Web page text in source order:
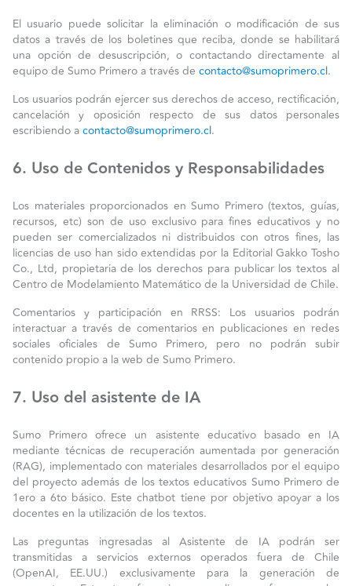
El usuario puede solicitar la eliminación o modificación de sus
datos a través de los boletines que reciba, donde se habilitará
una opción de desuscripción, o contactando directamente al
equipo de Sumo Primero a través de contacto@sumoprimero.cl.
Los usuarios podrán ejercer sus derechos de acceso, rectificación,
cancelación y oposición respecto de sus datos personales
escribiendo acontacto@sumoprimero.cl.
6. Uso de Contenidos y Responsabilidades
Los materiales proporcionados en Sumo Primero (textos, guías,
recursos, etc) son de uso exclusivo para fines educativos y no
pueden ser comercializados ni distribuidos con otros fines, las
licencias de uso han sido extendidas por la Editorial Gakko Tosho
Co., Ltd, propietaria de los derechos para publicar los textos al
Centro de Modelamiento Matemático de la Universidad de Chile.
Comentarios y participación en RRSS: Los usuarios podrán
interactuar a través de comentarios en publicaciones en redes
sociales oficiales de Sumo Primero, pero no podrán subir
contenido propio a la web de Sumo Primero.
7. Uso del asistente de IA
Sumo Primero ofrece un asistente educativo basado en IA
mediante técnicas de recuperación aumentada por generación
(RAG), implementado con materiales desarrollados por el equipo
del proyecto además de los textos educativos Sumo Primero de
1ero a 6to básico. Este chatbot tiene por objetivo apoyar a los
docentes en la utilización de los textos.
Las preguntas ingresadas al Asistente de IA podrán ser
transmitidas a servicios externos operados fuera de Chile
(OpenAI, EE.UU.) exclusivamente para la generación de